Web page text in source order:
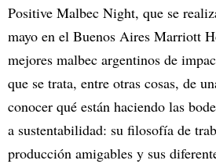
Positive Malbec Night, que se
mayo en el Buenos Aires Marriott
mejores malbec argentinos de
que se trata, entre otras cosas, de
conocer qué están haciendo las
a sustentabilidad: su filosofía de
producción amigables y sus